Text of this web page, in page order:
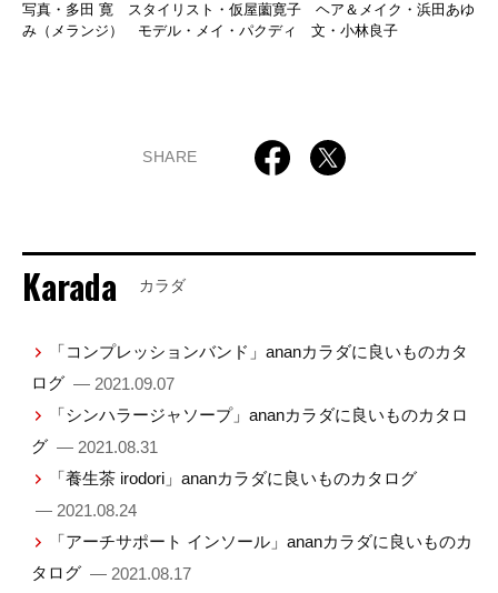
写真・多田 寛 スタイリスト・仮屋薗寛子 ヘア＆メイク・浜田あゆ
み（メランジ） モデル・メイ・パクディ 文・小林良子
SHARE
Karada カラダ
「コンプレッションバンド」ananカラダに良いものカタ
ログ — 2021.09.07
「シンハラージャソープ」ananカラダに良いものカタロ
グ — 2021.08.31
「養生茶 irodori」ananカラダに良いものカタログ
— 2021.08.24
「アーチサポート インソール」ananカラダに良いものカ
タログ — 2021.08.17